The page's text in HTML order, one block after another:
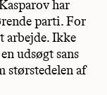
har
parti. For
arbejde. Ikke
udsøgt sans
størstedelen af